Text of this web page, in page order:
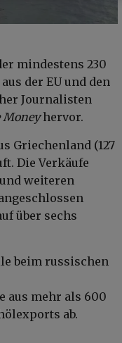
mindestens 230
der EU und den
Journalisten
Moneyhervor.
Griechenland (127
Die Verkäufe
weiteren
über sechs
beim russischen
aus mehr als 600
ab.